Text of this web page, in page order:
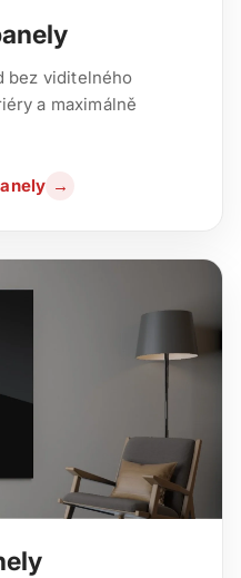
bez viditelného
a maximálně
→